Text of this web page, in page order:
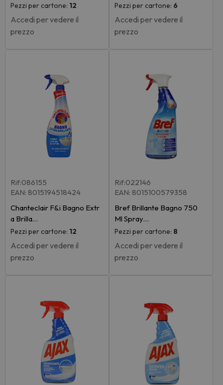
Pezzi per cartone: 12
Accedi per vedere il
prezzo
Pezzi per cartone: 6
Accedi per vedere il
prezzo
Rif:086155
EAN: 8015194518424
Chanteclair F&i Bagno Extr
a Brilla…
Pezzi per cartone: 12
Accedi per vedere il
prezzo
Rif:022146
EAN: 8015100579358
Bref Brillante Bagno 750
Ml Spray…
Pezzi per cartone: 8
Accedi per vedere il
prezzo